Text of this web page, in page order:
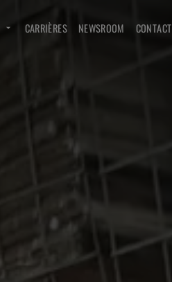
CARRIÈRES NEWSROOM CONTACT